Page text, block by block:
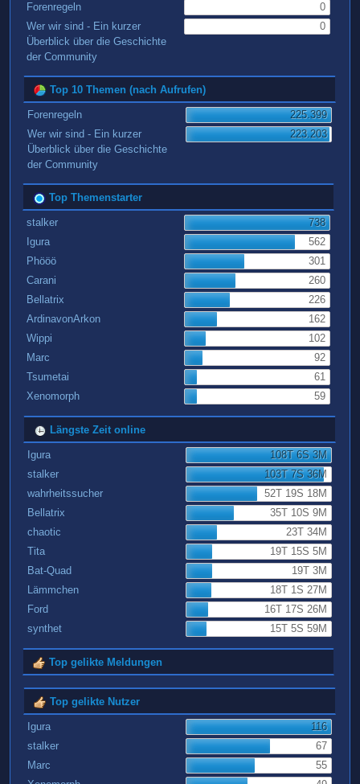
Forenregeln
0
Wer wir sind - Ein kurzer
Überblick über die Geschichte
der Community
0
Top 10 Themen (nach Aufrufen)
Forenregeln
225.399
Wer wir sind - Ein kurzer
Überblick über die Geschichte
der Community
223.203
Top Themenstarter
stalker
738
Igura
562
Phööö
301
Carani
260
Bellatrix
226
ArdinavonArkon
162
Wippi
102
Marc
92
Tsumetai
61
Xenomorph
59
Längste Zeit online
Igura
108T 6S 3M
stalker
103T 7S 36M
wahrheitssucher
52T 19S 18M
Bellatrix
35T 10S 9M
chaotic
23T 34M
Tita
19T 15S 5M
Bat-Quad
19T 3M
Lämmchen
18T 1S 27M
Ford
16T 17S 26M
synthet
15T 5S 59M
Top gelikte Meldungen
Top gelikte Nutzer
Igura
116
stalker
67
Marc
55